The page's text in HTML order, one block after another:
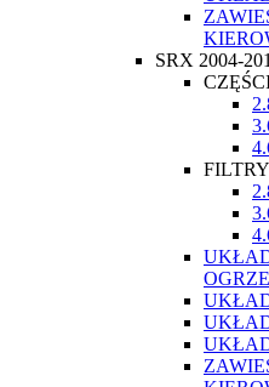
SRX 2004-
FILTRY